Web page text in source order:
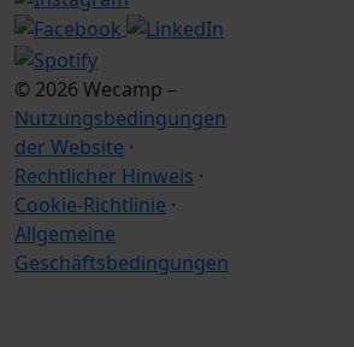
© 2026 Wecamp –
Nutzungsbedingungen
der Website ·
Rechtlicher Hinweis ·
Cookie-Richtlinie ·
Allgemeine
Geschäftsbedingungen